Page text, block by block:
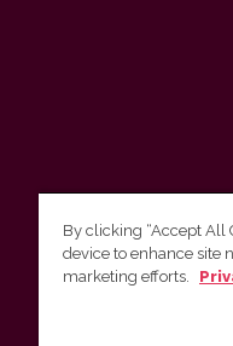
Vilnius
By clicking “Accept All
device to enhance site
marketing efforts.